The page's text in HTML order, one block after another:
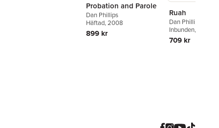
Probation and Parole
Dan Phillips
Häftad, 2008
899 kr
Ruah
Dan Phillips
Inbunden, 2026
709 kr